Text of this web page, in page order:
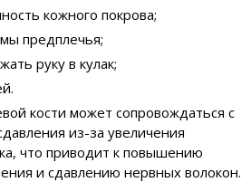
кожного покрова;
предплечья;
руку в кулак;
кости может сопровождаться с
из-за увеличения
что приводит к повышению
и сдавлению нервных волокон.